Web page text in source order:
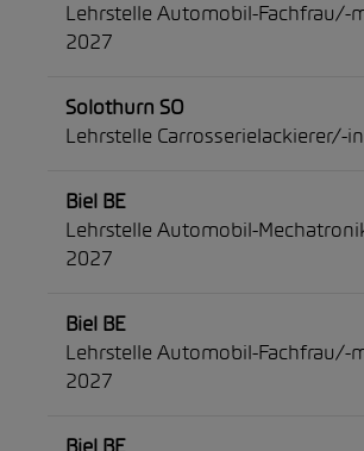
Lehrstelle Automobil-Fachfrau/-
2027
Solothurn SO
Lehrstelle Carrosserielackierer/-
Biel BE
Lehrstelle Automobil-
2027
Biel BE
Lehrstelle Automobil-Fachfrau/-
2027